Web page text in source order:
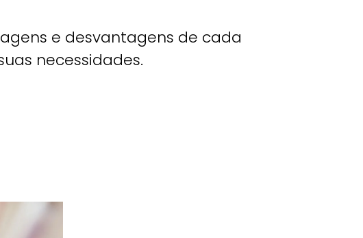
e desvantagens de cada
necessidades.